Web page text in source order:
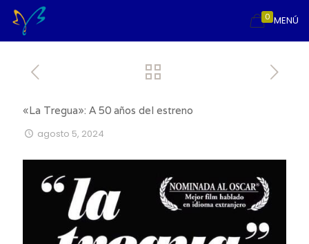
MENÚ
0
«La Tregua»: A 50 años del estreno
agosto 5, 2024